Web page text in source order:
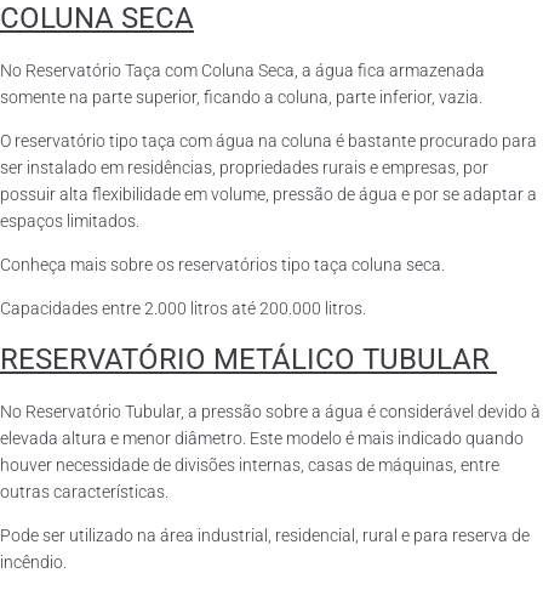
COLUNA SECA
No Reservatório Taça com Coluna Seca, a água fica armazenada
somente na parte superior, ficando a coluna, parte inferior, vazia.
O reservatório tipo taça com água na coluna é bastante procurado para
ser instalado em residências, propriedades rurais e empresas, por
possuir alta flexibilidade em volume, pressão de água e por se adaptar a
espaços limitados.
Conheça mais sobre os reservatórios tipo taça coluna seca.
Capacidades entre 2.000 litros até 200.000 litros.
RESERVATÓRIO METÁLICO TUBULAR
No Reservatório Tubular, a pressão sobre a água é considerável devido à
elevada altura e menor diâmetro. Este modelo é mais indicado quando
houver necessidade de divisões internas, casas de máquinas, entre
outras características.
Pode ser utilizado na área industrial, residencial, rural e para reserva de
incêndio.